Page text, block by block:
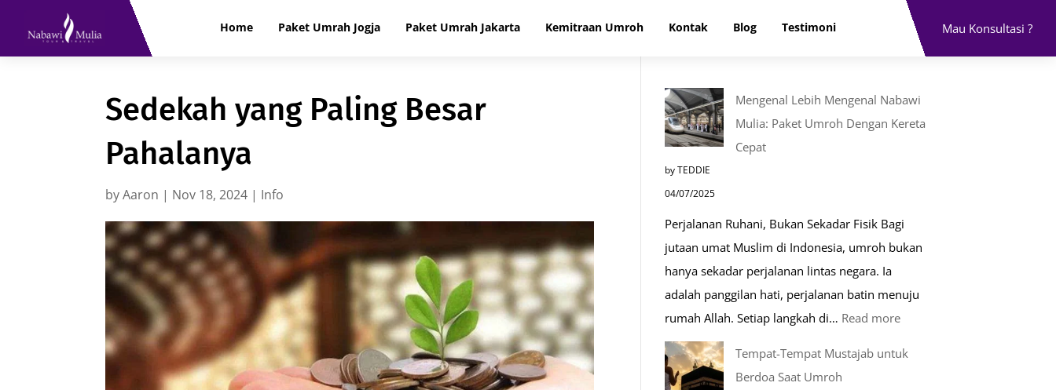
Home Paket Umrah Jogja Paket Umrah Jakarta Kemitraan Umroh Kontak Blog Testimoni Mau Konsultasi ?
Sedekah yang Paling Besar
Pahalanya
byAaron | Nov 18, 2024 | Info
Mengenal Lebih Mengenal Nabawi
Mulia: Paket Umroh Dengan Kereta
Cepat
by TEDDIE
04/07/2025
Perjalanan Ruhani, Bukan Sekadar Fisik Bagi
jutaan umat Muslim di Indonesia, umroh bukan
hanya sekadar perjalanan lintas negara. Ia
adalah panggilan hati, perjalanan batin menuju
rumah Allah. Setiap langkah di… Read more:
Tempat-Tempat Mustajab untuk
Berdoa Saat Umroh